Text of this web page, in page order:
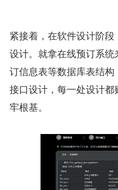
紧接着，在软件设计阶
设计。就拿在线预订系
订信息表等数据库表结
接口设计，每一处设计
牢根基。​